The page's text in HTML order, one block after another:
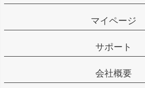
マイページ
サポート
会社概要